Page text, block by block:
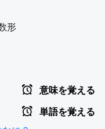
形
意味を覚える
単語を覚える